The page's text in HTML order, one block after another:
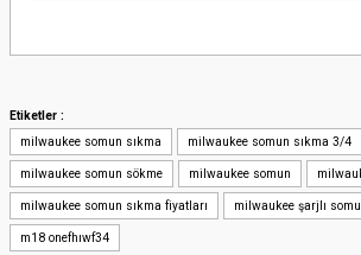
Yorum Yaz
Etiketler :
milwaukee somun sıkma
milwaukee somun sıkma 3/4
milwaukee somun sökme milwaukee somun
milwaukee somun sıkma fiyatları milwaukee şarjlı
m18 onefhıwf34